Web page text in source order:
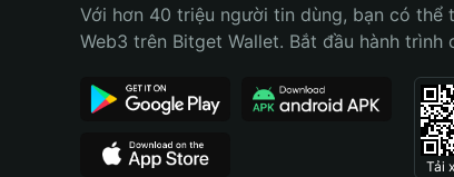
Português (Brasil)
Với hơn 40 triệu người tin dùng, bạn có thể
Web3 trên Bitget Wallet. Bắt đầu hành trình
Tải